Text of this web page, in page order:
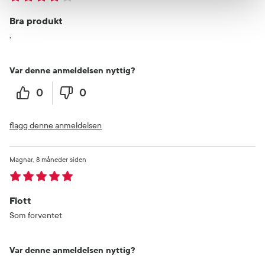
Bra produkt
.
Var denne anmeldelsen nyttig?
0 0
flagg denne anmeldelsen
Flott
8 måneder siden
Magnar
Som forventet
Var denne anmeldelsen nyttig?